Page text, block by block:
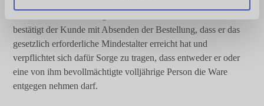
bestätigt der Kunde mit Absenden der Bestellung, dass er das
gesetzlich erforderliche Mindestalter erreicht hat und
verpflichtet sich dafür Sorge zu tragen, dass entweder er oder
eine von ihm bevollmächtigte volljährige Person die Ware
entgegen nehmen darf.